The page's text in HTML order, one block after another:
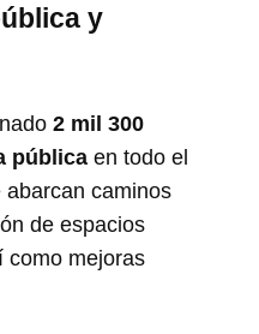
y
2 mil 300
pública en todo el
caminos
de espacios
como mejoras